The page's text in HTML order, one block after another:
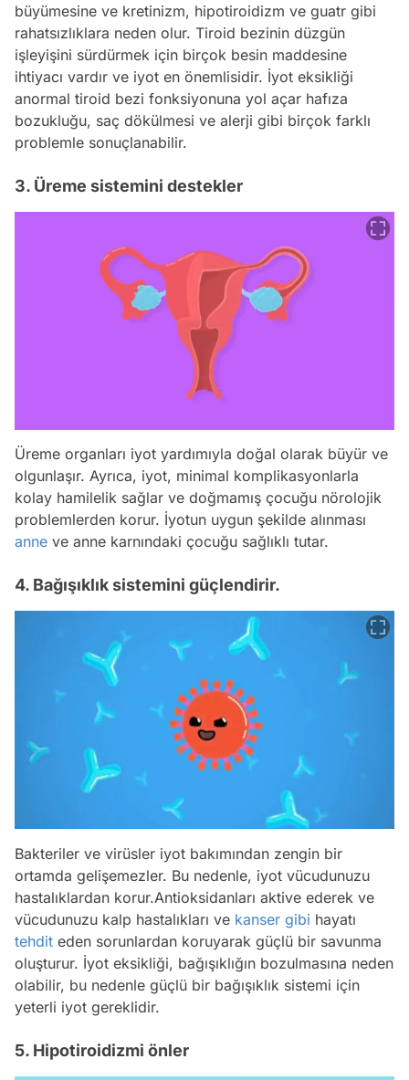
büyümesine ve kretinizm, hipotiroidizm ve guatr gibi
rahatsızlıklara neden olur. Tiroid bezinin düzgün
işleyişini sürdürmek için birçok besin maddesine
ihtiyacı vardır ve iyot en önemlisidir. İyot eksikliği
anormal tiroid bezi fonksiyonuna yol açar hafıza
bozukluğu, saç dökülmesi ve alerji gibi birçok farklı
problemle sonuçlanabilir.
3. Üreme sistemini destekler
Üreme organları iyot yardımıyla doğal olarak büyür ve
olgunlaşır. Ayrıca, iyot, minimal komplikasyonlarla
kolay hamilelik sağlar ve doğmamış çocuğu nörolojik
problemlerden korur. İyotun uygun şekilde alınması
anne ve anne karnındaki çocuğu sağlıklı tutar.
4. Bağışıklık sistemini güçlendirir.
Bakteriler ve virüsler iyot bakımından zengin bir
ortamda gelişemezler. Bu nedenle, iyot vücudunuzu
hastalıklardan korur.Antioksidanları aktive ederek ve
vücudunuzu kalp hastalıkları ve kanser gibi hayatı
tehdit eden sorunlardan koruyarak güçlü bir savunma
oluşturur. İyot eksikliği, bağışıklığın bozulmasına neden
olabilir, bu nedenle güçlü bir bağışıklık sistemi için
yeterli iyot gereklidir.
5. Hipotiroidizmi önler